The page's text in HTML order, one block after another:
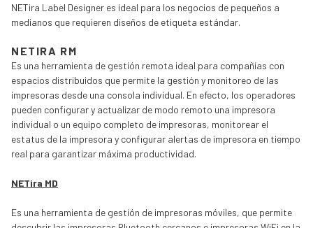
NETira Label Designer es ideal para los negocios de pequeños a
medianos que requieren diseños de etiqueta estándar.
NETIRA RM
Es una herramienta de gestión remota ideal para compañías con
espacios distribuidos que permite la gestión y monitoreo de las
impresoras desde una consola individual. En efecto, los operadores
pueden configurar y actualizar de modo remoto una impresora
individual o un equipo completo de impresoras, monitorear el
estatus de la impresora y configurar alertas de impresora en tiempo
real para garantizar máxima productividad.
NETira MD
Es una herramienta de gestión de impresoras móviles, que permite